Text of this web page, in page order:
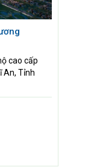
cao cấp
An, Tỉnh